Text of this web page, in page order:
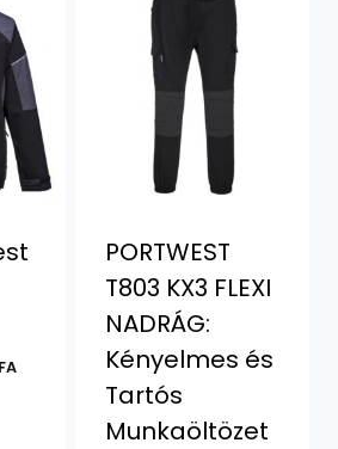
PORTWEST
T803 KX3 FLEXI
NADRÁG:
Kényelmes és
Tartós
Munkaöltözet